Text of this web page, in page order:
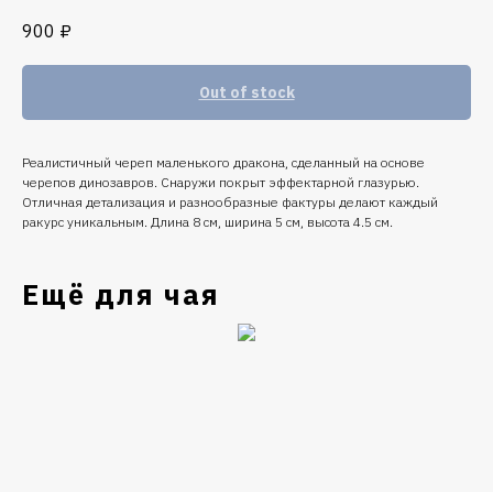
900 ₽
Out of stock
Реалистичный череп маленького дракона, сделанный на основе
черепов динозавров. Снаружи покрыт эффектарной глазурью.
Отличная детализация и разнообразные фактуры делают каждый
ракурс уникальным. Длина 8 см, ширина 5 см, высота 4.5 см.
Ещё для чая